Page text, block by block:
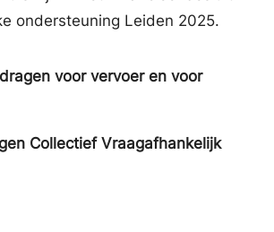
ondersteuning Leiden 2025.
voor vervoer en voor
Collectief Vraagafhankelijk